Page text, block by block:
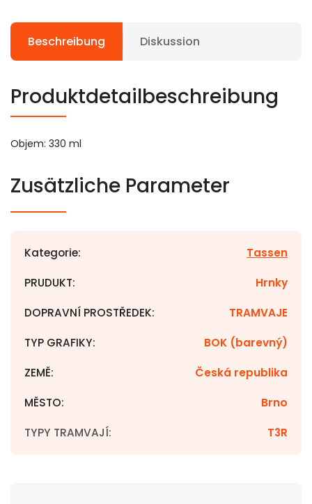
Beschreibung Diskussion
Produktdetailbeschreibung
Objem: 330 ml
Zusätzliche Parameter
Kategorie: Tassen
PRUDUKT: Hrnky
DOPRAVNÍ PROSTŘEDEK: TRAMVAJE
TYP GRAFIKY: BOK (barevný)
ZEMĚ: Česká republika
MĚSTO: Brno
TYPY TRAMVAJÍ: T3R